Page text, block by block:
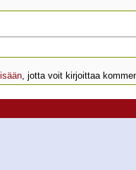
, jotta voit kirjoittaa